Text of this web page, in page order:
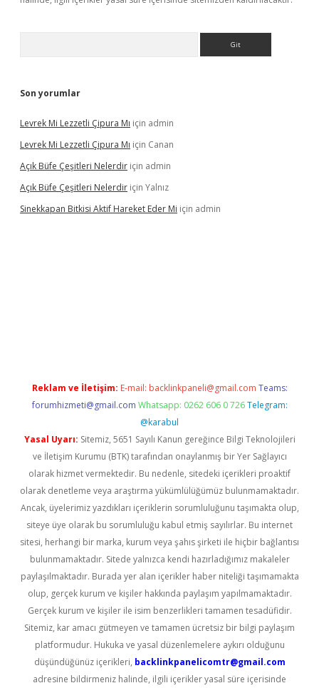
Son yorumlar
Levrek Mi Lezzetli Çipura Mı için admin
Levrek Mi Lezzetli Çipura Mı için Canan
Açık Büfe Çeşitleri Nelerdir için admin
Açık Büfe Çeşitleri Nelerdir için Yalnız
Sinekkapan Bitkisi Aktif Hareket Eder Mi için admin
Reklam ve İletişim: E-mail: backlinkpaneli@gmail.com Teams:
forumhizmeti@gmail.com Whatsapp: 0262 606 0 726 Telegram:
@karabul
Yasal Uyarı: Sitemiz, 5651 Sayılı Kanun gereğince Bilgi Teknolojileri
ve İletişim Kurumu (BTK) tarafından onaylanmış bir Yer Sağlayıcı
olarak hizmet vermektedir. Bu nedenle, sitedeki içerikleri proaktif
olarak denetleme veya araştırma yükümlülüğümüz bulunmamaktadır.
Ancak, üyelerimiz yazdıkları içeriklerin sorumluluğunu taşımakta olup,
siteye üye olarak bu sorumluluğu kabul etmiş sayılırlar. Bu internet
sitesi, herhangi bir marka, kurum veya şahıs şirketi ile hiçbir bağlantısı
bulunmamaktadır. Sitede yalnızca kendi hazırladığımız makaleler
paylaşılmaktadır. Burada yer alan içerikler haber niteliği taşımamakta
olup, gerçek kurum ve kişiler hakkında paylaşım yapılmamaktadır.
Gerçek kurum ve kişiler ile isim benzerlikleri tamamen tesadüfidir.
Sitemiz, kar amacı gütmeyen ve tamamen ücretsiz bir bilgi paylaşım
platformudur. Hukuka ve yasal düzenlemelere aykırı olduğunu
düşündüğünüz içerikleri, backlinkpanelicomtr@gmail.com
adresine bildirmeniz halinde, ilgili içerikler yasal süre içerisinde